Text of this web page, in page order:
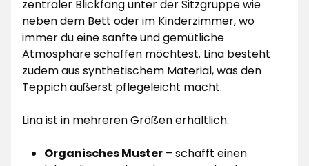
zentraler Blickfang unter der Sitzgruppe wie
neben dem Bett oder im Kinderzimmer, wo
immer du eine sanfte und gemütliche
Atmosphäre schaffen möchtest. Lina besteht
zudem aus synthetischem Material, was den
Teppich äußerst pflegeleicht macht.
Lina ist in mehreren Größen erhältlich.
Organisches Muster – schafft einen